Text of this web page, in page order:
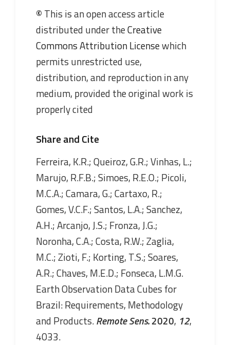
© This is an open access article
distributed under theCreative
Commons Attribution Licensewhich
permits unrestricted use,
distribution, and reproduction in any
medium, provided the original work is
properly cited
Share and Cite
Ferreira, K.R.; Queiroz, G.R.; Vinhas, L.;
Marujo, R.F.B.; Simoes, R.E.O.; Picoli,
M.C.A.; Camara, G.; Cartaxo, R.;
Gomes, V.C.F.; Santos, L.A.; Sanchez,
A.H.; Arcanjo, J.S.; Fronza, J.G.;
Noronha, C.A.; Costa, R.W.; Zaglia,
M.C.; Zioti, F.; Korting, T.S.; Soares,
A.R.; Chaves, M.E.D.; Fonseca, L.M.G.
Earth Observation Data Cubes for
Brazil: Requirements, Methodology
and Products.Remote Sens.2020, 12,
4033.